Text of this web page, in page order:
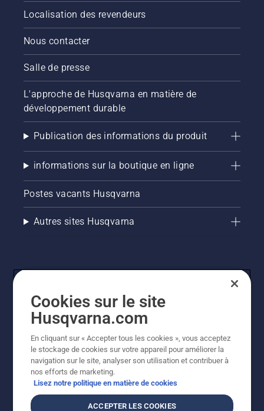
Localisation des revendeurs
Nous contacter
Salle de presse
L'approche de Husqvarna en matière de
développement durable
Publication des informations du produit
informations sur la boutique en ligne
Postes vacants Husqvarna
Autres sites Husqvarna
© Husqvarna AB (publ). Tous droits réservés. Les prix
indiqués sont des prix de vente conseillés. Tous les prix
indiqués sont des prix de vente recommandés (TVA
incluse), sauf si le produit est disponible pour un achat
direct.
Politique relative aux cookiesConditions d'utilisation
Cookies sur le site
Husqvarna.com
En cliquant sur « Accepter tous les cookies », vous acceptez
le stockage de cookies sur votre appareil pour améliorer la
navigation sur le site, analyser son utilisation et contribuer à
nos efforts de marketing.
Lisez notre politique en matière de cookies
ACCEPTER LES COOKIES